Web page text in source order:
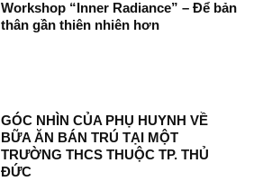
Workshop “Inner Radiance” – Để bản
thân gần thiên nhiên hơn
GÓC NHÌN CỦA PHỤ HUYNH VỀ
BỮA ĂN BÁN TRÚ TẠI MỘT
TRƯỜNG THCS THUỘC TP. THỦ
ĐỨC